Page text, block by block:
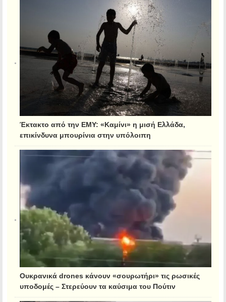
Έκτακτο από την ΕΜΥ: «Καμίνι» η μισή Ελλάδα,
επικίνδυνα μπουρίνια στην υπόλοιπη
Ουκρανικά drones κάνουν «σουρωτήρι» τις ρωσικές
υποδομές – Στερεύουν τα καύσιμα του Πούτιν